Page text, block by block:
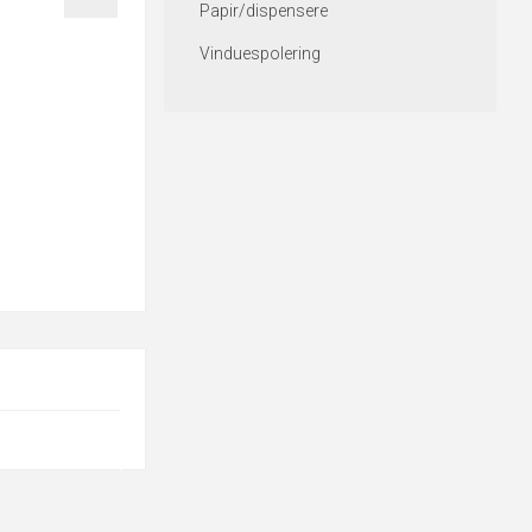
Papir/dispensere
Vinduespolering